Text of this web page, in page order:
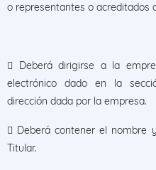
o representantes o acreditados
 Deberá dirigirse a la
electrónico dado en la
dirección dada por la empresa.
 Deberá contener el nombre
Titular.